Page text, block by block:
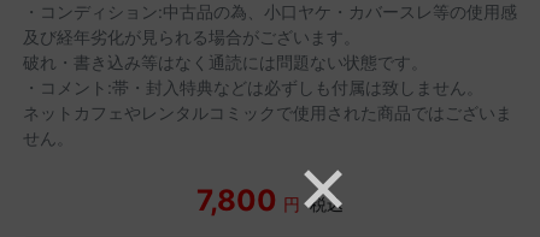
・コンディション:中古品の為、小口ヤケ・カバースレ等の使用感
及び経年劣化が見られる場合がございます。
破れ・書き込み等はなく通読には問題ない状態です。
・コメント:帯・封入特典などは必ずしも付属は致しません。
ネットカフェやレンタルコミックで使用された商品ではございま
せん。
7,800 円 税込